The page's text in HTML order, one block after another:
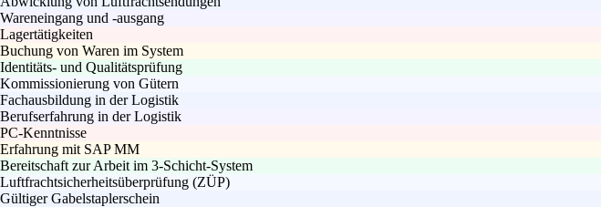
Wareneingang und -ausgang
Lagertätigkeiten
Buchung von Waren im System
Identitäts- und Qualitätsprüfung
Kommissionierung von Gütern
Fachausbildung in der Logistik
Berufserfahrung in der Logistik
PC-Kenntnisse
Erfahrung mit SAP MM
Bereitschaft zur Arbeit im 3-Schicht-System
Luftfrachtsicherheitsüberprüfung (ZÜP)
Gültiger Gabelstaplerschein